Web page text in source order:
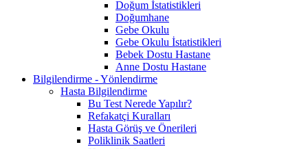
Doğum İstatistikleri
Doğumhane
Gebe Okulu
Gebe Okulu İstatistikleri
Bebek Dostu Hastane
Anne Dostu Hastane
Bilgilendirme - Yönlendirme
Hasta Bilgilendirme
Bu Test Nerede Yapılır?
Refakatçi Kuralları
Hasta Görüş ve Önerileri
Poliklinik Saatleri